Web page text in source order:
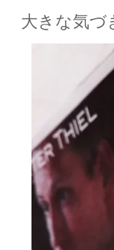
大きな気づ